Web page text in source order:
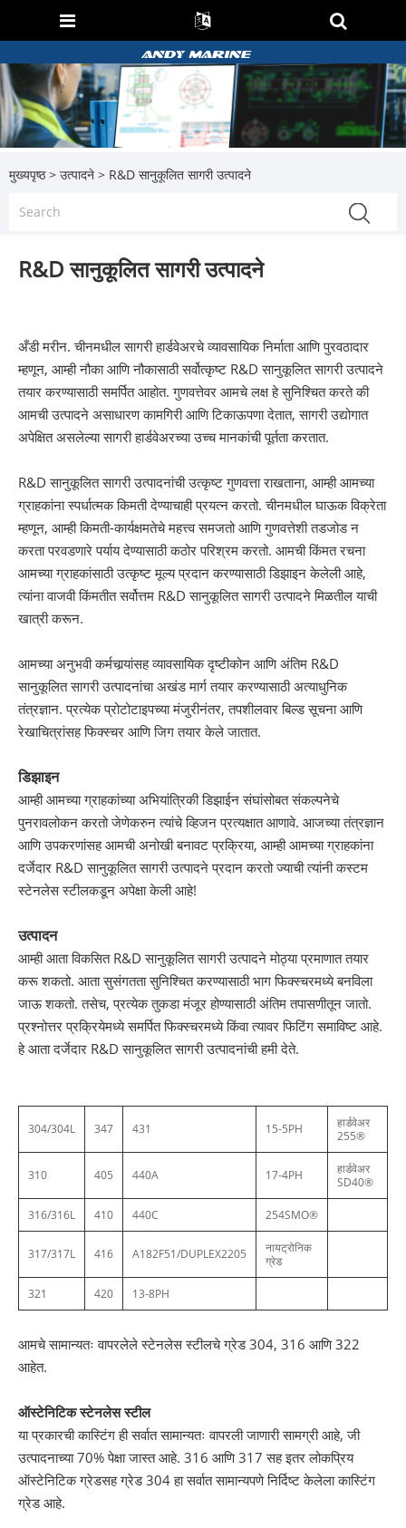
मुख्यपृष्ठ > उत्पादने > R&D सानुकूलित सागरी उत्पादने
R&D सानुकूलित सागरी उत्पादने
अँडी मरीन. चीनमधील सागरी हार्डवेअरचे व्यावसायिक निर्माता आणि पुरवठादार
म्हणून, आम्ही नौका आणि नौकासाठी सर्वोत्कृष्ट R&D सानुकूलित सागरी उत्पादने
तयार करण्यासाठी समर्पित आहोत. गुणवत्तेवर आमचे लक्ष हे सुनिश्चित करते की
आमची उत्पादने असाधारण कामगिरी आणि टिकाऊपणा देतात, सागरी उद्योगात
अपेक्षित असलेल्या सागरी हार्डवेअरच्या उच्च मानकांची पूर्तता करतात.
R&D सानुकूलित सागरी उत्पादनांची उत्कृष्ट गुणवत्ता राखताना, आम्ही आमच्या
ग्राहकांना स्पर्धात्मक किमती देण्याचाही प्रयत्न करतो. चीनमधील घाऊक विक्रेता
म्हणून, आम्ही किमती-कार्यक्षमतेचे महत्त्व समजतो आणि गुणवत्तेशी तडजोड न
करता परवडणारे पर्याय देण्यासाठी कठोर परिश्रम करतो. आमची किंमत रचना
आमच्या ग्राहकांसाठी उत्कृष्ट मूल्य प्रदान करण्यासाठी डिझाइन केलेली आहे,
त्यांना वाजवी किंमतीत सर्वोत्तम R&D सानुकूलित सागरी उत्पादने मिळतील याची
खात्री करून.
आमच्या अनुभवी कर्मचार्‍यांसह व्यावसायिक दृष्टीकोन आणि अंतिम R&D
सानुकूलित सागरी उत्पादनांचा अखंड मार्ग तयार करण्यासाठी अत्याधुनिक
तंत्रज्ञान. प्रत्येक प्रोटोटाइपच्या मंजुरीनंतर, तपशीलवार बिल्ड सूचना आणि
रेखाचित्रांसह फिक्स्चर आणि जिग तयार केले जातात.
डिझाइन
आम्ही आमच्या ग्राहकांच्या अभियांत्रिकी डिझाईन संघांसोबत संकल्पनेचे
पुनरावलोकन करतो जेणेकरुन त्यांचे व्हिजन प्रत्यक्षात आणावे. आजच्या तंत्रज्ञान
आणि उपकरणांसह आमची अनोखी बनावट प्रक्रिया, आम्ही आमच्या ग्राहकांना
दर्जेदार R&D सानुकूलित सागरी उत्पादने प्रदान करतो ज्याची त्यांनी कस्टम
स्टेनलेस स्टीलकडून अपेक्षा केली आहे!
उत्पादन
आम्ही आता विकसित R&D सानुकूलित सागरी उत्पादने मोठ्या प्रमाणात तयार
करू शकतो. आता सुसंगतता सुनिश्चित करण्यासाठी भाग फिक्स्चरमध्ये बनविला
जाऊ शकतो. तसेच, प्रत्येक तुकडा मंजूर होण्यासाठी अंतिम तपासणीतून जातो.
प्रश्नोत्तर प्रक्रियेमध्ये समर्पित फिक्स्चरमध्ये किंवा त्यावर फिटिंग समाविष्ट आहे.
हे आता दर्जेदार R&D सानुकूलित सागरी उत्पादनांची हमी देते.
304/304L 347 431 15-5PH
हार्डवेअर
255®
310 405 440A 17-4PH
हार्डवेअर
SD40®
316/316L 410 440C 254SMO®
317/317L 416 A182F51/DUPLEX2205
नायट्रोनिक
ग्रेड
321 420 13-8PH
आमचे सामान्यतः वापरलेले स्टेनलेस स्टीलचे ग्रेड 304, 316 आणि 322
आहेत.
ऑस्टेनिटिक स्टेनलेस स्टील
या प्रकारची कास्टिंग ही सर्वात सामान्यतः वापरली जाणारी सामग्री आहे, जी
उत्पादनाच्या 70% पेक्षा जास्त आहे. 316 आणि 317 सह इतर लोकप्रिय
ऑस्टेनिटिक ग्रेडसह ग्रेड 304 हा सर्वात सामान्यपणे निर्दिष्ट केलेला कास्टिंग
ग्रेड आहे.